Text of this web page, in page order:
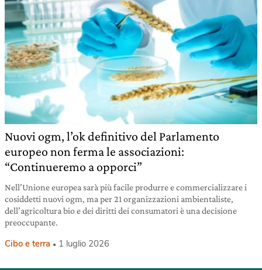
Nuovi ogm, l’ok definitivo del Parlamento
europeo non ferma le associazioni:
“Continueremo a opporci”
Nell’Unione europea sarà più facile produrre e commercializzare i
cosiddetti nuovi ogm, ma per 21 organizzazioni ambientaliste,
dell’agricoltura bio e dei diritti dei consumatori è una decisione
preoccupante.
Cibo e terra 1 luglio 2026